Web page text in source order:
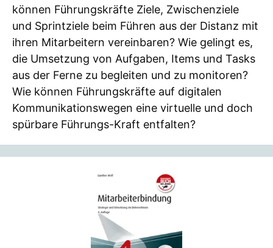
können Führungskräfte Ziele, Zwischenziele
und Sprintziele beim Führen aus der Distanz mit
ihren Mitarbeitern vereinbaren? Wie gelingt es,
die Umsetzung von Aufgaben, Items und Tasks
aus der Ferne zu begleiten und zu monitoren?
Wie können Führungskräfte auf digitalen
Kommunikationswegen eine virtuelle und doch
spürbare Führungs-Kraft entfalten?